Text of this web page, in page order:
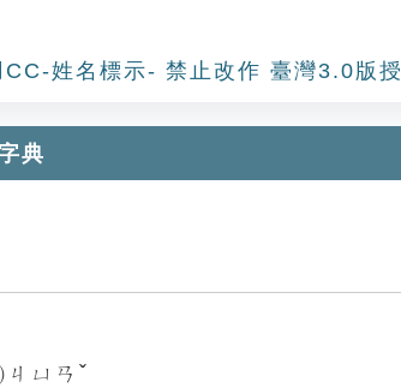
CC-姓名標示- 禁止改作 臺灣3.0版
典
ㄩㄢˇ